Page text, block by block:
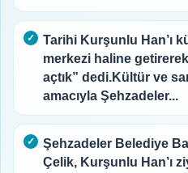
Tarihi Kurşunlu Han’ı
merkezi haline getirerek,
açtık” dedi.Kültür ve
amacıyla Şehzadeler...
Şehzadeler Belediye
Çelik, Kurşunlu Han’ı